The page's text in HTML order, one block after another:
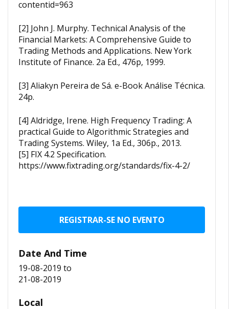
contentid=963
[2] John J. Murphy. Technical Analysis of the
Financial Markets: A Comprehensive Guide to
Trading Methods and Applications. New York
Institute of Finance. 2a Ed., 476p, 1999.
[3] Aliakyn Pereira de Sá. e-Book Análise Técnica.
24p.
[4] Aldridge, Irene. High Frequency Trading: A
practical Guide to Algorithmic Strategies and
Trading Systems. Wiley, 1a Ed., 306p., 2013.
[5] FIX 4.2 Specification.
https://www.fixtrading.org/standards/fix-4-2/
REGISTRAR-SE NO EVENTO
Date And Time
19-08-2019 to
21-08-2019
Local